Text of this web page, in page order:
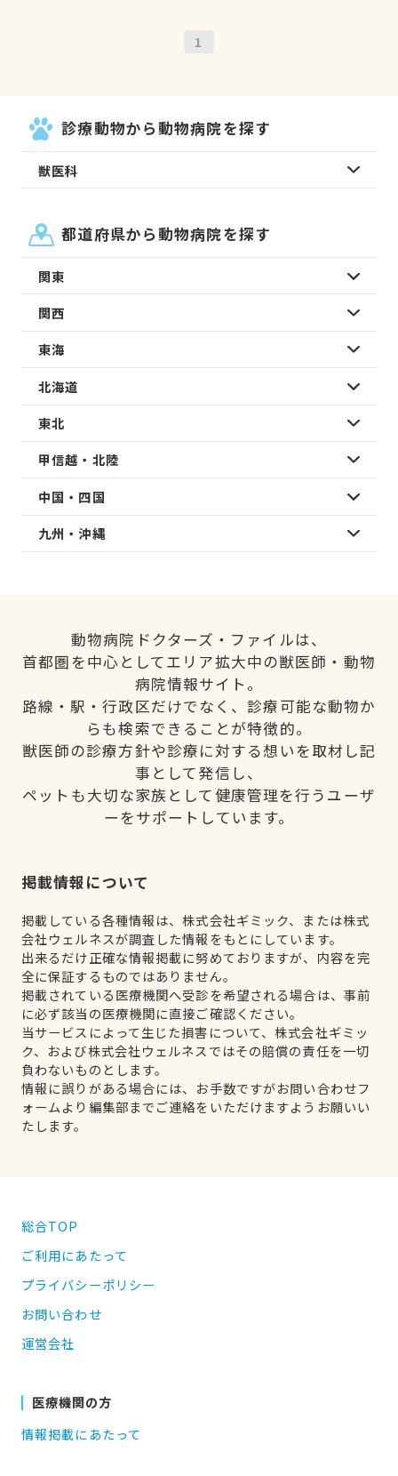
1
診療動物から動物病院を探す
獣医科
都道府県から動物病院を探す
関東
関西
東海
北海道
東北
甲信越・北陸
中国・四国
九州・沖縄
動物病院ドクターズ・ファイルは、
首都圏を中心としてエリア拡大中の獣医師・動物
病院情報サイト。
路線・駅・行政区だけでなく、診療可能な動物か
らも検索できることが特徴的。
獣医師の診療方針や診療に対する想いを取材し記
事として発信し、
ペットも大切な家族として健康管理を行うユーザ
ーをサポートしています。
掲載情報について
掲載している各種情報は、株式会社ギミック、または株式
会社ウェルネスが調査した情報をもとにしています。
出来るだけ正確な情報掲載に努めておりますが、内容を完
全に保証するものではありません。
掲載されている医療機関へ受診を希望される場合は、事前
に必ず該当の医療機関に直接ご確認ください。
当サービスによって生じた損害について、株式会社ギミッ
ク、および株式会社ウェルネスではその賠償の責任を一切
負わないものとします。
情報に誤りがある場合には、お手数ですがお問い合わせフ
ォームより編集部までご連絡をいただけますようお願いい
たします。
総合TOP
ご利用にあたって
プライバシーポリシー
お問い合わせ
運営会社
医療機関の方
情報掲載にあたって